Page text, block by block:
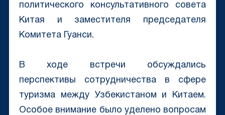
политического консультативного совета
Китая и заместителя председателя
Комитета Гуанси.
В ходе встречи обсуждались
перспективы сотрудничества в сфере
туризма между Узбекистаном и Китаем.
Особое внимание было уделено вопросам